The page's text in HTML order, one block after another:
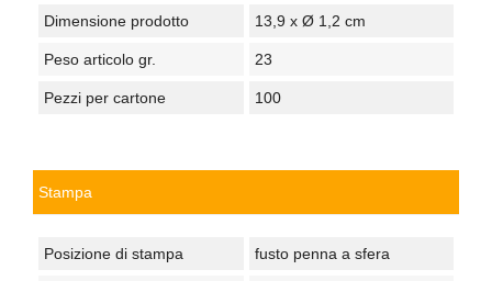
Dimensione prodotto 13,9 x Ø 1,2 cm
Peso articolo gr. 23
Pezzi per cartone 100
Stampa
Posizione di stampa fusto penna a sfera